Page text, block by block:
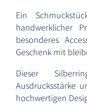
Ein
handwerklicher
besonderes
Geschenk mit
Dieser
Ausdrucksstärke
hochwertigen